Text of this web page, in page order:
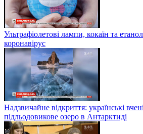
Ультрафіолетові лампи, кокаїн та
коронавірус
Надзвичайне відкриття: українські
підльодовикове озеро в Антарктиді